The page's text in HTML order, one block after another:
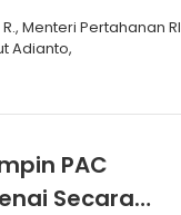
Menteri Pertahanan RI
Adianto,
PAC
Secara